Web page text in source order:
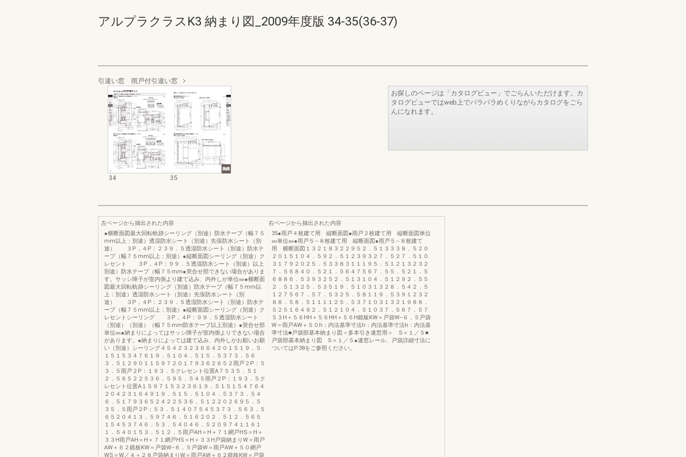
アルプラクラスK3 納まり図_2009年度版 34-35(36-37)
引違い窓 雨戸付引違い窓
34 35
お探しのページは「カタログビュー」でごらんいただけます。カ
タログビューではweb上でパラパラめくりながらカタログをごら
んになれます。
左ページから抽出された内容
●横断面図最大回転軌跡シーリング（別途）防水テープ（幅７５
mm以上：別途）透湿防水シート（別途）先張防水シート（別
途） ３P，４P：２３９．５透湿防水シート（別途）防水テ
ープ（幅７５mm以上：別途）●縦断面図シーリング（別途）ク
レセント ３P，４P：９９．５透湿防水シート（別途）以上
別途）防水テープ（幅７５mm●突合せ部できない場合がありま
す。サッシ障子が室内側より建て込み、内外しが単位㎜●横断面
図最大回転軌跡シーリング（別途）防水テープ（幅７５mm以
上：別途）透湿防水シート（別途）先張防水シート（別
途） ３P，４P：２３９．５透湿防水シート（別途）防水テ
ープ（幅７５mm以上：別途）●縦断面図シーリング（別途）ク
レセントシーリング ３P，４P：９９．５透湿防水シート
（別途）（別途）（幅７５mm防水テープ以上別途）●突合せ部
単位㎜●納まりによってはサッシ障子が室内側よりできない場合
があります。●納まりによっては建て込み、内外しがお願いお願
い（別途）シーリング４５４２３２３６６４２０１５１９．５
１５１５３４７６１９．５１０４．５１５．５３７３．５６
３．５１２９０１１５９７２０１７９３６２６５２雨戸２P：５
３．５雨戸２P：１９３．５クレセント位置A７５３５．５１
２．５６５２２５３６．５９５．５４５雨戸２P：１９３．５ク
レセント位置A１５９７１５３２３６１９．５１５１５４７６４
２０４２３１６４９１９．５１５．５１０４．５３７３．５４
６．５１７９３６５２４２２５３６．５１２２０２６９５．５
３５．５雨戸２P：５３．５１４０７５４５３７３．５６３．５
６５２０４１３．５９７４６．５１６２０２．５１２．５６５
１５４５３７４６．５３．５４０４６．５２０９７４１１６１
１．５４０１５３．５１２．５雨戸AH＝H＋７１網戸HS＝H＋
３３H雨戸AH＝H＋７１網戸HS＝H＋３３H戸袋納まりW＝雨戸
AW＋６２鏡板KW＝戸袋W−６．５戸袋W＝雨戸AW＋５０網戸
WS＝W／４＋２８戸袋納まりW＝雨戸AW＋６２鏡板KW＝戸袋
右ページから抽出された内容
35●雨戸４枚建て用 縦断面図●雨戸２枚建て用 縦断面図単位
㎜単位㎜●雨戸５∼８枚建て用 縦断面図●雨戸５∼８枚建て
用 横断面図１３２１８３２２９５２．５１３３３８．５２０
２０１５１０４．５９２．５１２３９３２７．５２７．５１０
３１７９２０２５．５３３８３１１１９５．５１２１３２３２
７．５６８４０．５２１．５６４７５６７．５５．５２１．５
６８８６．５３９３２５２．５１３１０４．５１２９２．５５
２．５１３２５．５３５１９．５１０３１３２８．５４２．５
１２７５６７．５７．５３２５．５８１１９．５３９１２３２
８８．５８．５１１１１２５．５３７１０３１３２１９８８．
５２５１６４９２．５１２１０４．５１０３７．５６７．５７
５３H＋５６HH＋５６HH＋５６H鏡板KW＝戸袋W−６．５戸袋
W＝雨戸AW＋５０h：内法基準寸法h：内法基準寸法h：内法基
準寸法■戸袋部基本納まり図＜多本引き連窓用＞ S＝１／５■
戸袋部基本納まり図 S＝１／５●連窓レール、戸袋詳細寸法に
ついてはP.38をご参照ください。